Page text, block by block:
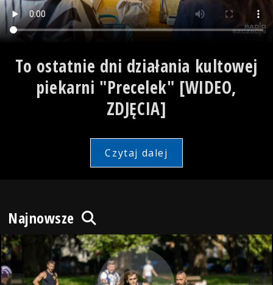
To ostatnie dni działania kultowej
piekarni "Precelek" [WIDEO,
ZDJĘCIA]
Czytaj dalej
Najnowsze